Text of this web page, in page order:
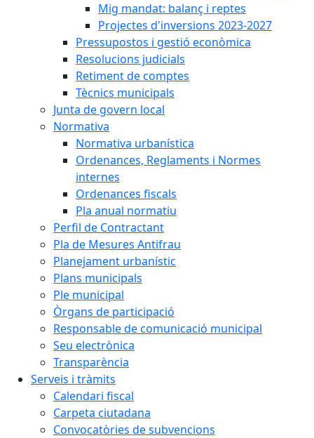
Mig mandat: balanç i reptes
Projectes d'inversions 2023-2027
Pressupostos i gestió econòmica
Resolucions judicials
Retiment de comptes
Tècnics municipals
Junta de govern local
Normativa
Normativa urbanística
Ordenances, Reglaments i Normes
internes
Ordenances fiscals
Pla anual normatiu
Perfil de Contractant
Pla de Mesures Antifrau
Planejament urbanístic
Plans municipals
Ple municipal
Òrgans de participació
Responsable de comunicació municipal
Seu electrònica
Transparència
Serveis i tràmits
Calendari fiscal
Carpeta ciutadana
Convocatòries de subvencions